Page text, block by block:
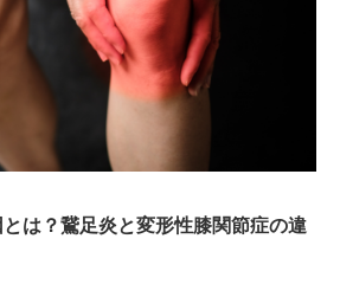
は？鵞足炎と変形性膝関節症の違